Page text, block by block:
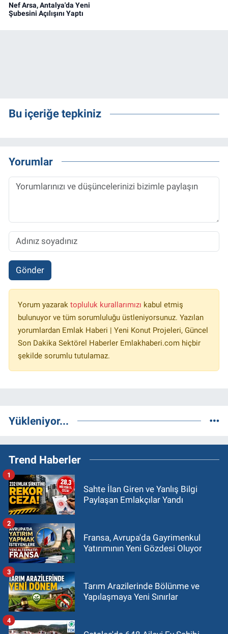
Nef Arsa, Antalya'da Yeni
Şubesini Açılışını Yaptı
Bu içeriğe tepkiniz
Yorumlar
Gönder
Yorum yazarak topluluk kurallarımızı kabul etmiş
bulunuyor ve tüm sorumluluğu üstleniyorsunuz. Yazılan
yorumlardan Emlak Haberi | Yeni Konut Projeleri, Güncel
Son Dakika Sektörel Haberler Emlakhaberi.com hiçbir
şekilde sorumlu tutulamaz.
Yükleniyor...
Trend Haberler
Sahte İlan Giren ve Yanlış Bilgi
Paylaşan Emlakçılar Yandı
1
Fransa, Avrupa'da Gayrimenkul
Yatırımının Yeni Gözdesi Oluyor
2
Tarım Arazilerinde Bölünme ve
Yapılaşmaya Yeni Sınırlar
3
4